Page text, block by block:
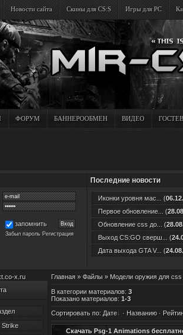
Новости сайта Скины для CS:S Игры для PC
ФОРУМ БАННЕРООБМЕН ВИДЕО
запомнить
Забыл пароль Регистрация
Последние новости
Иконки уровня мас... (
Первое обновление... (
Обновление css до... (
Выход CS:GO сверш... (
Дата выхода GTA V... (
x.ru
Strike
Главная» Файлы» Модели оружия для css
В категории материалов: 3
Показано материалов: 1-3
Сортировать по: Дате · Названию·
Скачать Psg-1 Animations